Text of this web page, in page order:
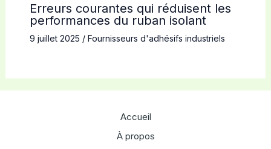
Erreurs courantes qui réduisent les
performances du ruban isolant
9 juillet 2025 / Fournisseurs d'adhésifs industriels
Accueil
À propos